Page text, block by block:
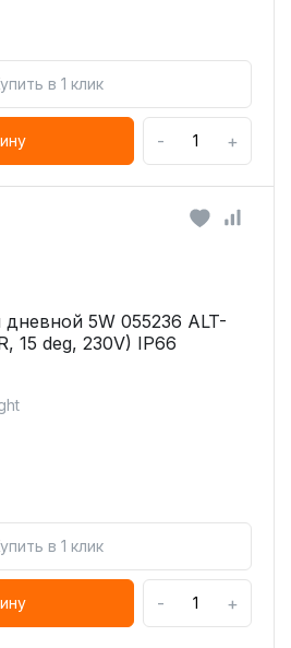
в 1 клик
- +
5W 055236 ALT-
15 deg, 230V) IP66
в 1 клик
- +